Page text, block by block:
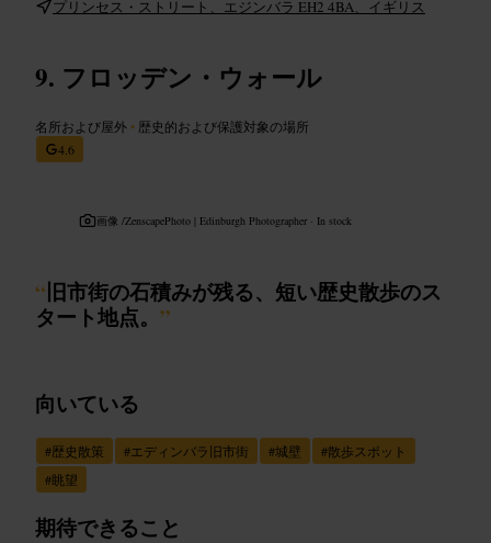
プリンセス・ストリート、エジンバラ EH2 4BA、イギリス
フロッデン・ウォール
名所および屋外 • 歴史的および保護対象の場所
4.6
画像 /ZenscapePhoto | Edinburgh Photographer · In stock
“旧市街の石積みが残る、短い歴史散歩のス
タート地点。 ”
向いている
#歴史散策 #エディンバラ旧市街 #城壁 #散歩スポット
#眺望
期待できること